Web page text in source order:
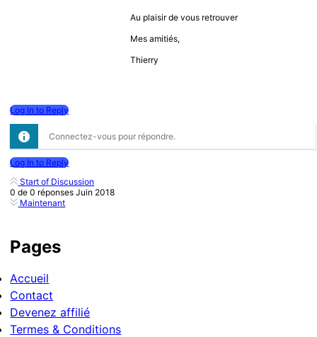
Au plaisir de vous retrouver
Mes amitiés,
Thierry
Log In to Reply
Connectez-vous pour répondre.
Log In to Reply
Start of Discussion
0 de0 réponsesJuin 2018
Maintenant
Pages
Accueil
Contact
Devenez affilié
Termes & Conditions